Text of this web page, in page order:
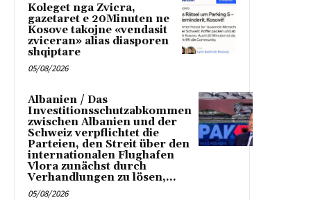
Koleget nga Zvicra,
gazetaret e 20Minuten ne
Kosove takojne «vendasit
zviceran» alias diasporen
shqiptare
05/08/2026
Albanien / Das
Investitionsschutzabkommen
zwischen Albanien und der
Schweiz verpflichtet die
Parteien, den Streit über den
internationalen Flughafen
Vlora zunächst durch
Verhandlungen zu lösen,...
05/08/2026